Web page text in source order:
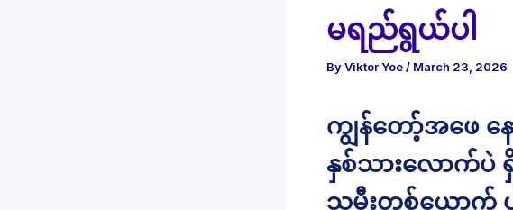
မရည်ရွယ်ပါ
ByViktor Yoe/ March 23, 2026
ကျွန်တော့်အဖေ န
နှစ်သားလောက်ပဲ
သမီးတစ်ယောက်